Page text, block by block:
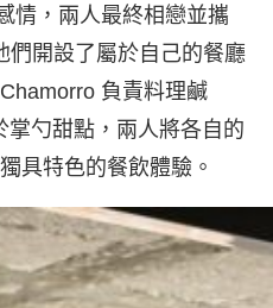
情，兩人最終相戀並攜
們開設了屬於自己的餐廳
負責料理鹹
勺甜點，兩人將各自的
具特色的餐飲體驗。